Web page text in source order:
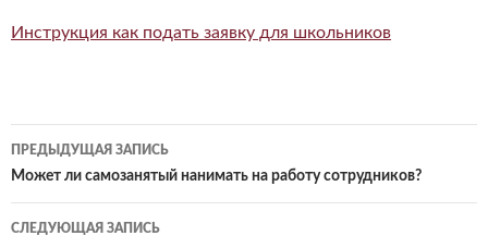
Инструкция как подать заявку для школьников
Навигация
по
записям
ПРЕДЫДУЩАЯ ЗАПИСЬ
Может ли самозанятый нанимать на работу сотрудников?
СЛЕДУЮЩАЯ ЗАПИСЬ